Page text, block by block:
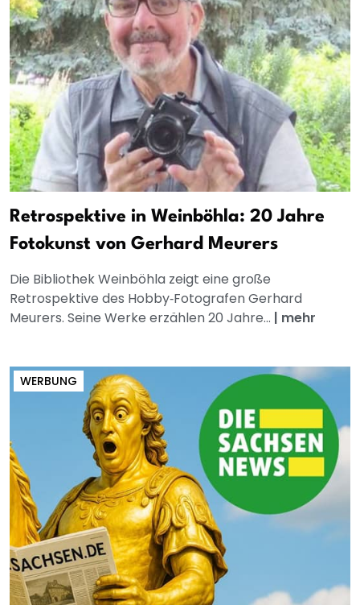
Retrospektive in Weinböhla: 20 Jahre
Fotokunst von Gerhard Meurers
Die Bibliothek Weinböhla zeigt eine große
Retrospektive des Hobby‑Fotografen Gerhard
Meurers. Seine Werke erzählen 20 Jahre... | mehr
WERBUNG